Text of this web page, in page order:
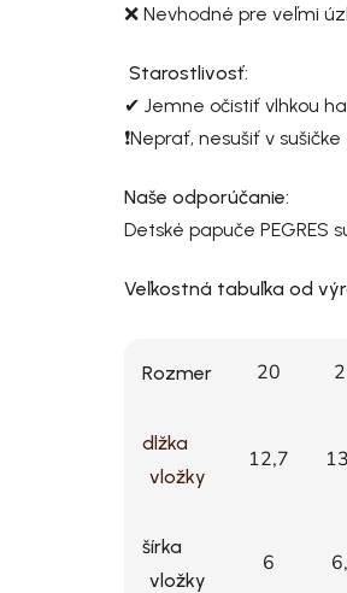
❌ Nevhodné pre veľmi
Starostlivosť:
✔ Jemne očistiť vlhkou
❗Neprať, nesušiť v sušičke
Naše odporúčanie:
Detské papuče PEGRES
Veľkostná tabuľka od
Rozmer 20
dlžka
vložky
12,7
šírka
vložky
6